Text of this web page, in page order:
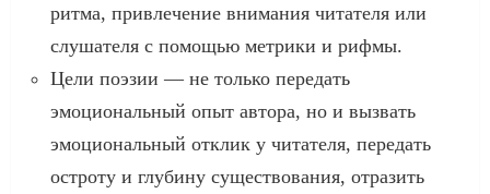
ритма, привлечение внимания читателя или
слушателя с помощью метрики и рифмы.
Цели поэзии — не только передать
эмоциональный опыт автора, но и вызвать
эмоциональный отклик у читателя, передать
остроту и глубину существования, отразить